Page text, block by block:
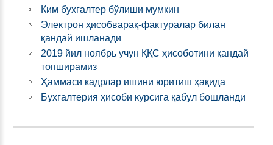
Ким бухгалтер бўлиши мумкин
Электрон ҳисобварақ-фактуралар билан
қандай ишланади
2019 йил ноябрь учун ҚҚС ҳисоботини қандай
топширамиз
Ҳаммаси кадрлар ишини юритиш ҳақида
Бухгалтерия ҳисоби курсига қабул бошланди